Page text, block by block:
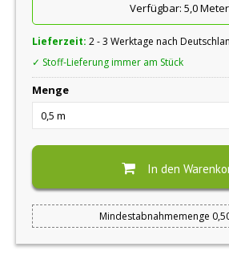
Verfügbar: 5,0 Meter
Lieferzeit:2 - 3 Werktage nach
✓ Stoff-Lieferung immer am Stück
Menge
In den
Mindestabnahmemenge